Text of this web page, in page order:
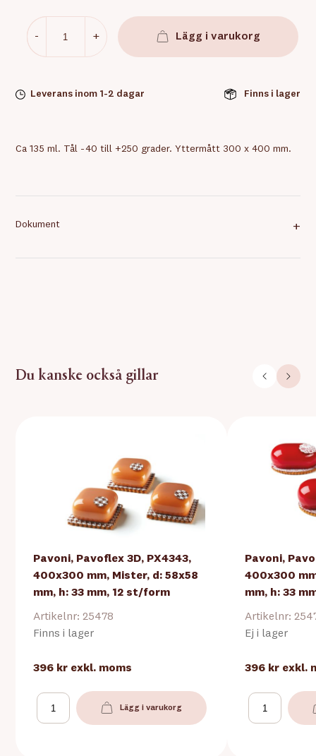
- + Lägg i varukorg
Leverans inom 1-2 dagar Finns i lager
Ca 135 ml. Tål -40 till +250 grader. Yttermått 300 x 400 mm.
Dokument +
Du kanske också gillar
Pavoni, Pavoflex 3D, PX4343,
400x300 mm, Mister, d: 58x58
mm, h: 33 mm, 12 st/form
Artikelnr: 25478
Finns i lager
396 kr exkl. moms
Lägg i varukorg
Pavoni,
400x300
mm, h: 33
Artikelnr:
Ej i lager
396 kr exkl.